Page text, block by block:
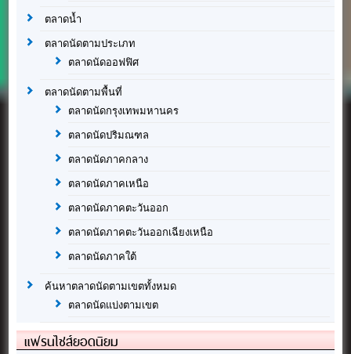
ตลาดน้ำ
ตลาดนัดตามประเภท
ตลาดนัดออฟฟิศ
ตลาดนัดตามพื้นที่
ตลาดนัดกรุงเทพมหานคร
ตลาดนัดปริมณฑล
ตลาดนัดภาคกลาง
ตลาดนัดภาคเหนือ
ตลาดนัดภาคตะวันออก
ตลาดนัดภาคตะวันออกเฉียงเหนือ
ตลาดนัดภาคใต้
ค้นหาตลาดนัดตามเขตทั้งหมด
ตลาดนัดแบ่งตามเขต
แฟรนไชส์ยอดนิยม